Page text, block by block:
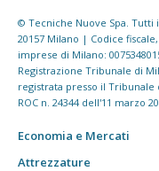
© Tecniche Nuove Spa. Tutti
20157 Milano | Codice
imprese di Milano:
Registrazione Tribunale di
registrata presso il Tribunale
ROC n. 24344 dell'11 marzo
Economia e Mercati
Attrezzature